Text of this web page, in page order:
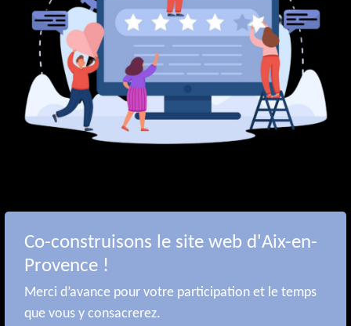
Co-construisons le site web d'Aix-en-
Provence !
Merci d’avance pour votre participation et le temps
que vous y consacrerez.